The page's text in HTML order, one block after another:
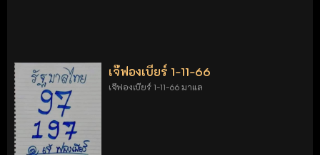
เจ๊ฟองเบียร์ 1-11-66
เจ๊ฟองเบียร์ 1-11-66 มาแล